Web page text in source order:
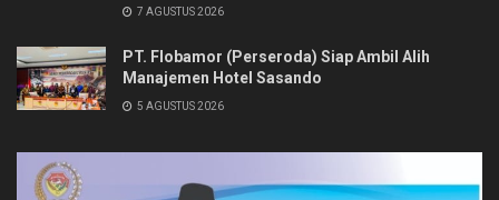
7 AGUSTUS 2026
PT. Flobamor (Perseroda) Siap Ambil Alih
Manajemen Hotel Sasando
5 AGUSTUS 2026